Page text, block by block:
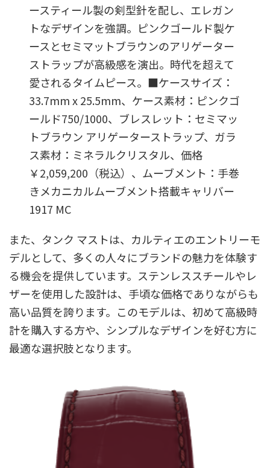
ースティール製の剣型針を配し、エレガン
トなデザインを強調。ピンクゴールド製ケ
ースとセミマットブラウンのアリゲーター
ストラップが高級感を演出。時代を超えて
愛されるタイムピース。■ケースサイズ：
33.7mm x 25.5mm、ケース素材：ピンクゴ
ールド750/1000、ブレスレット：セミマッ
トブラウン アリゲーターストラップ、ガラ
ス素材：ミネラルクリスタル、価格
￥2,059,200（税込）、ムーブメント：手巻
きメカニカルムーブメント搭載キャリバー
1917 MC
また、タンク マストは、カルティエのエントリーモ
デルとして、多くの人々にブランドの魅力を体験す
る機会を提供しています。ステンレススチールやレ
ザーを使用した設計は、手頃な価格でありながらも
高い品質を誇ります。このモデルは、初めて高級時
計を購入する方や、シンプルなデザインを好む方に
最適な選択肢となります。